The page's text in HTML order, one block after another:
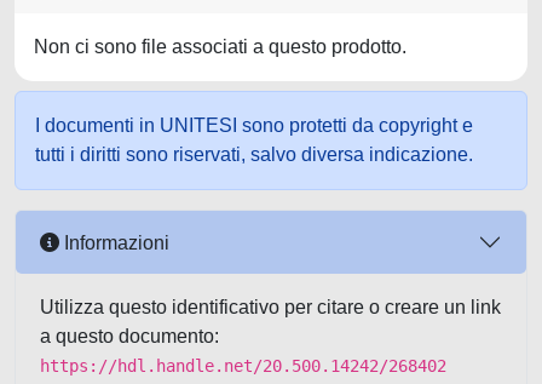
Non ci sono file associati a questo prodotto.
I documenti in UNITESI sono protetti da copyright e
tutti i diritti sono riservati, salvo diversa indicazione.
Informazioni
Utilizza questo identificativo per citare o creare un link
a questo documento:
https://hdl.handle.net/20.500.14242/268402